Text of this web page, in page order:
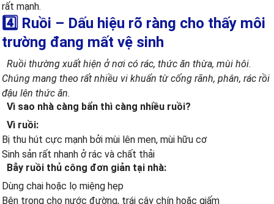
rất mạnh.
4️⃣ Ruồi – Dấu hiệu rõ ràng cho thấy môi
trường đang mất vệ sinh
Ruồi thường xuất hiện ở nơi có rác, thức ăn thừa, mùi hôi.
Chúng mang theo rất nhiều vi khuẩn từ cống rãnh, phân, rác rồi
đậu lên thức ăn.
Vì sao nhà càng bẩn thì càng nhiều ruồi?
Vì ruồi:
Bị thu hút cực mạnh bởi mùi lên men, mùi hữu cơ
Sinh sản rất nhanh ở rác và chất thải
Bẫy ruồi thủ công đơn giản tại nhà:
Dùng chai hoặc lọ miệng hẹp
Bên trong cho nước đường, trái cây chín hoặc giấm